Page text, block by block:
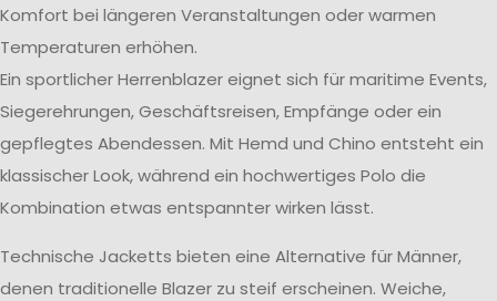
Komfort bei längeren Veranstaltungen oder warmen
Temperaturen erhöhen.
Ein sportlicher Herrenblazer eignet sich für maritime Events,
Siegerehrungen, Geschäftsreisen, Empfänge oder ein
gepflegtes Abendessen. Mit Hemd und Chino entsteht ein
klassischer Look, während ein hochwertiges Polo die
Kombination etwas entspannter wirken lässt.
Technische Jacketts bieten eine Alternative für Männer,
denen traditionelle Blazer zu steif erscheinen. Weiche,